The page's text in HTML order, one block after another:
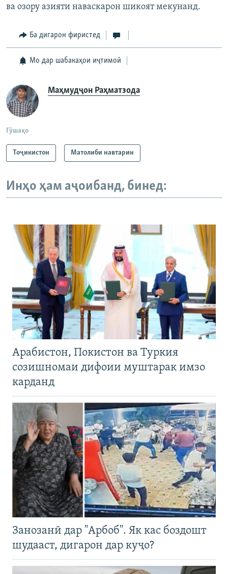
ва озору азияти наваскарон шикоят мекунанд.
Ба дигарон фиристед
Мо дар шабакаҳои иҷтимоӣ
Маҳмудҷон Раҳматзода
Гӯшаҳо
Тоҷикистон Матолиби навтарин
Инҳо ҳам аҷоибанд, бинед:
Арабистон, Покистон ва Туркия
созишномаи дифоии муштарак имзо
карданд
Занозанӣ дар "Арбоб". Як кас боздошт
шудааст, дигарон дар куҷо?